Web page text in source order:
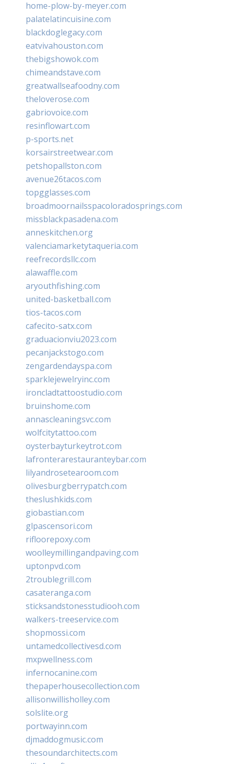
home-plow-by-meyer.com
palatelatincuisine.com
blackdoglegacy.com
eatvivahouston.com
thebigshowok.com
chimeandstave.com
greatwallseafoodny.com
theloverose.com
gabriovoice.com
resinflowart.com
p-sports.net
korsairstreetwear.com
petshopallston.com
avenue26tacos.com
topgglasses.com
broadmoornailsspacoloradosprings.com
missblackpasadena.com
anneskitchen.org
valenciamarketytaqueria.com
reefrecordsllc.com
alawaffle.com
aryouthfishing.com
united-basketball.com
tios-tacos.com
cafecito-satx.com
graduacionviu2023.com
pecanjackstogo.com
zengardendayspa.com
sparklejewelryinc.com
ironcladtattoostudio.com
bruinshome.com
annascleaningsvc.com
wolfcitytattoo.com
oysterbayturkeytrot.com
lafronterarestauranteybar.com
lilyandrosetearoom.com
olivesburgberrypatch.com
theslushkids.com
giobastian.com
glpascensori.com
rifloorepoxy.com
woolleymillingandpaving.com
uptonpvd.com
2troublegrill.com
casateranga.com
sticksandstonesstudiooh.com
walkers-treeservice.com
shopmossi.com
untamedcollectivesd.com
mxpwellness.com
infernocanine.com
thepaperhousecollection.com
allisonwillisholley.com
solslite.org
portwayinn.com
djmaddogmusic.com
thesoundarchitects.com